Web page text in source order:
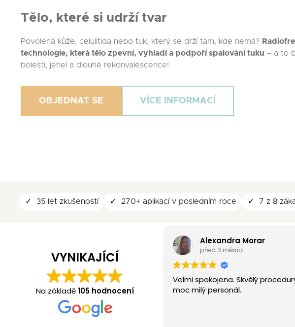
Tělo, které si udrží tvar
Povolená kůže, celulitida nebo tuk, který se drží tam, kde nemá?
technologie, která tělo zpevní, vyhladí a podpoří spalování tuku – a to
bolesti, jehel a dlouhé rekonvalescence!
OBJEDNAT SE VÍCE INFORMACÍ
35 let zkušeností 270+ aplikací v posledním roce 7 z 8
VYNIKAJÍCÍ
Na základě105 hodnocení
Alexandra Morar
před 3 měsíci
Velmi spokojena. Skvělý procedury a
moc milý personál.
Přístup a
Určitě